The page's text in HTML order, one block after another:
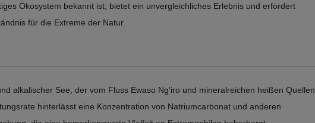
Ökosystem bekannt ist, bietet ein unvergleichliches Erlebnis und erfordert
für die Extreme der Natur.
alkalischer See, der vom Fluss Ewaso Ng'iro und mineralreichen heißen Quellen
hinterlässt eine Konzentration von Natriumcarbonat und anderen